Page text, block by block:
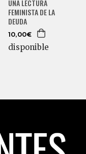
UNA LECTURA
FEMINISTA DE LA
DEUDA
10,00€
disponible